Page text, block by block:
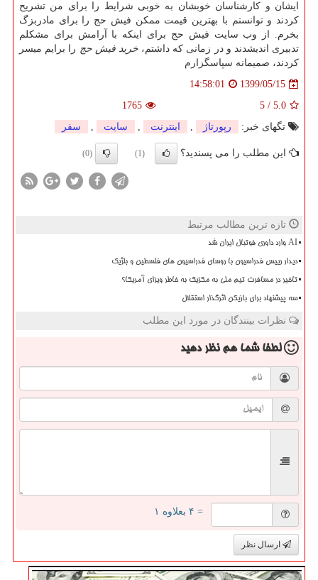
ایشان و کارشناسان خوبشان به خوبی شرایط را برای من تشریح
کردند و توانستم با بهترین قیمت ممکن فیش حج را برای مادربزگ
بخرم. از وب سایت فیش حج برای اینکه با آرامش برای مشکلم
تدبیری اندیشدند و در زمانی که داشتم،خرید فیش حج را برایم میسر
کردند، صمیمانه سپاسگزارم
1399/05/15
14:58:01
5.0
/
5
1765
تگهای خبر:
رپورتاژ , اینترنت , سایت , سفر
این مطلب را می پسندید؟ (1)
(0)
تازه ترین مطالب مرتبط
AI وارد داوری فوتبال ایران شد
دیدار رییس فدراسیون با روسای فدراسیون های فلسطین و بلژیک
تاخیر در مسافرت تیم ملی به مکزیک به خاطر ویزای آمریکا؟
سه پیشنهاد برای بازیکن اثرگذار استقلال
نظرات بینندگان در مورد این مطلب
لطفا شما همنظر دهید
= ۴ بعلاوه ۱
ارسال نظر